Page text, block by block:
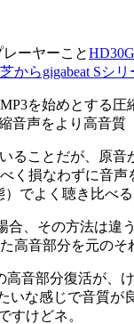
ーヤーこと
からgigabeat Sシ
を始めとする圧
音声をより高音質
ことだが、原
く損なわずに音
でよく聴き比べ
、その方法は違
高音部分を元のそ
音部分復活が、
な感じで音質が
すけどネ。